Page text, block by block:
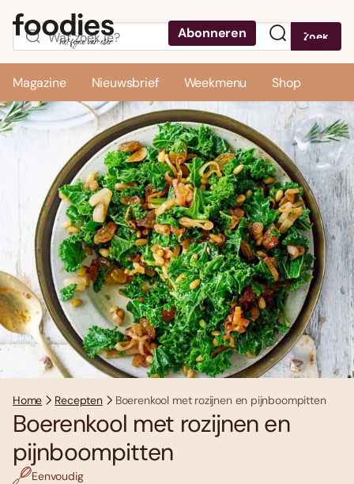
Abonneren Zoek
Magazine Nieuwsbrief Weekmenu Shop
Home Recepten Boerenkool met rozijnen en pijnboompitten
Boerenkool met rozijnen en
pijnboompitten
Eenvoudig